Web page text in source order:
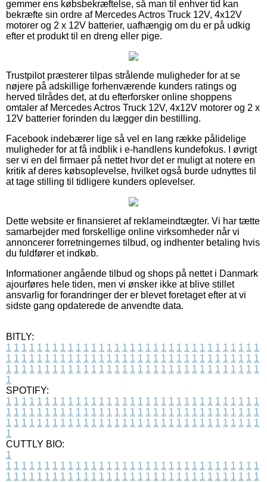
gemmer ens købsbekræftelse, så man til enhver tid kan
bekræfte sin ordre af Mercedes Actros Truck 12V, 4x12V
motorer og 2 x 12V batterier, uafhængig om du er på udkig
efter et produkt til en dreng eller pige.
Trustpilot præsterer tilpas strålende muligheder for at se
nøjere på adskillige forhenværende kunders ratings og
herved tilrådes det, at du efterforsker online shoppens
omtaler af Mercedes Actros Truck 12V, 4x12V motorer og 2 x
12V batterier forinden du lægger din bestilling.
Facebook indebærer lige så vel en lang række pålidelige
muligheder for at få indblik i e-handlens kundefokus. I øvrigt
ser vi en del firmaer på nettet hvor det er muligt at notere en
kritik af deres købsoplevelse, hvilket også burde udnyttes til
at tage stilling til tidligere kunders oplevelser.
Dette website er finansieret af reklameindtægter. Vi har tætte
samarbejder med forskellige online virksomheder når vi
annoncerer forretningernes tilbud, og indhenter betaling hvis
du fuldfører et indkøb.
Informationer angående tilbud og shops på nettet i Danmark
ajourføres hele tiden, men vi ønsker ikke at blive stillet
ansvarlig for forandringer der er blevet foretaget efter at vi
sidste gang opdaterede de anvendte data.
BITLY:
1 1 1 1 1 1 1 1 1 1 1 1 1 1 1 1 1 1 1 1 1 1 1 1 1 1 1 1 1 1 1 1 1
1 1 1 1 1 1 1 1 1 1 1 1 1 1 1 1 1 1 1 1 1 1 1 1 1 1 1 1 1 1 1 1 1
1 1 1 1 1 1 1 1 1 1 1 1 1 1 1 1 1 1 1 1 1 1 1 1 1 1 1 1 1 1 1 1 1
1
SPOTIFY:
1 1 1 1 1 1 1 1 1 1 1 1 1 1 1 1 1 1 1 1 1 1 1 1 1 1 1 1 1 1 1 1 1
1 1 1 1 1 1 1 1 1 1 1 1 1 1 1 1 1 1 1 1 1 1 1 1 1 1 1 1 1 1 1 1 1
1 1 1 1 1 1 1 1 1 1 1 1 1 1 1 1 1 1 1 1 1 1 1 1 1 1 1 1 1 1 1 1 1
1
CUTTLY BIO:
1
1 1 1 1 1 1 1 1 1 1 1 1 1 1 1 1 1 1 1 1 1 1 1 1 1 1 1 1 1 1 1 1 1
1 1 1 1 1 1 1 1 1 1 1 1 1 1 1 1 1 1 1 1 1 1 1 1 1 1 1 1 1 1 1 1 1